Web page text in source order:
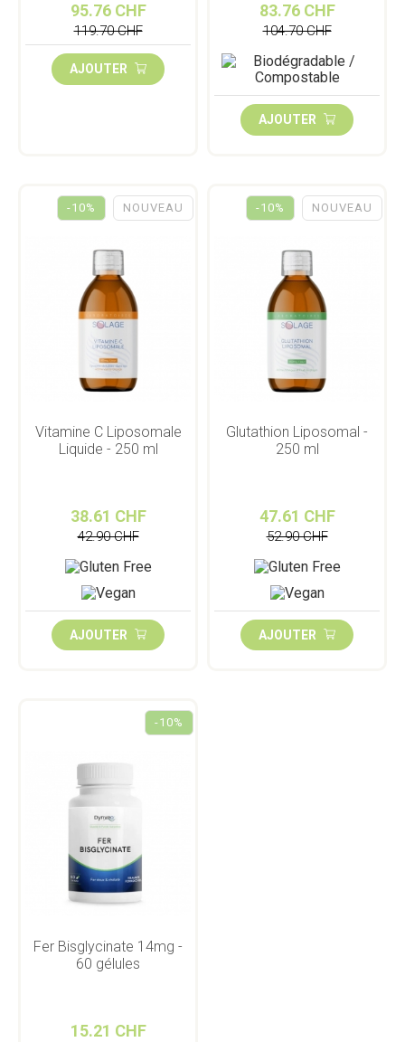
95.76 CHF
119.70 CHF
AJOUTER
83.76 CHF
104.70 CHF
AJOUTER
-10% NOUVEAU
Vitamine C Liposomale
Liquide - 250 ml
38.61 CHF
42.90 CHF
AJOUTER
-10% NOUVEAU
Glutathion Liposomal -
250 ml
47.61 CHF
52.90 CHF
AJOUTER
-10%
Fer Bisglycinate 14mg -
60 gélules
15.21 CHF